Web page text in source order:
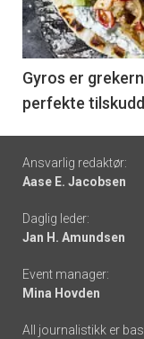
-
6
Gyros er
perfekte
Footer
-
links
Ansvarlig redaktør:
Aase E. Jacobsen
Daglig leder:
Jan H. Amundsen
Event manager:
Mina Hovden
All journalistikk er